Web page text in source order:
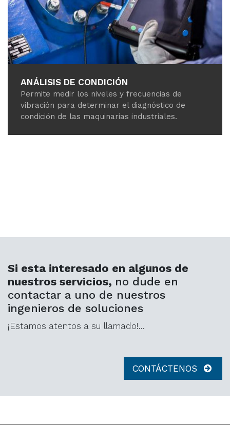
ANÁLISIS DE CONDICIÓN
Permite medir los niveles y frecuencias de
vibración para determinar el diagnóstico de
condición de las maquinarias industriales.
Si esta interesado en algunos de
nuestros servicios, no dude en
contactar a uno de nuestros
ingenieros de soluciones
¡Estamos atentos a su llamado!...
CONTÁCTENOS